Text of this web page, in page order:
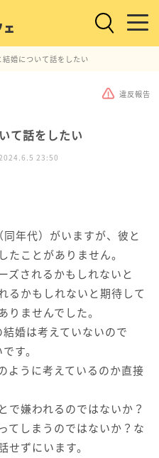
結婚について話をしたい
違反報告
て話をしたい
23:50
年代）がいますが、彼と
たことがありません。
ズされるかもしれないと
るかもしれないと期待して
ませんでした。
婚は考えていないので
す。
ように考えているのか直接
で嫌われるのではないか？
てしまうのではないか？な
せずにいます。